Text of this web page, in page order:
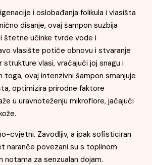
i oslobađanja folikula i vlasišta
disanje, ovaj šampon suzbija
štetne učinke tvrde vode i
vlasište potiče obnovu i stvaranje
strukture vlasi, vraćajući joj snagu i
ovaj intenzivni šampon smanjuje
optimizira prirodne faktore
u uravnoteženju mikroflore, jačajući
cvjetni. Zavodljiv, a ipak sofisticiran
naranče povezani su s toplinom
notama za senzualan dojam.